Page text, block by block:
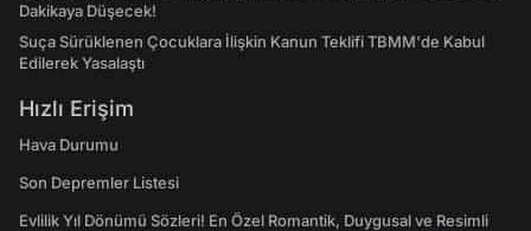
Dakikaya Düşecek!
Suça Sürüklenen Çocuklara İlişkin Kanun Teklifi TBMM'de Kabul
Edilerek Yasalaştı
Hızlı Erişim
Hava Durumu
Son Depremler Listesi
Evlilik Yıl Dönümü Sözleri! En Özel Romantik, Duygusal ve Resimli